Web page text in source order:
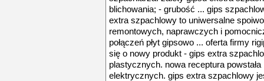
blichowania; - grubość ... gips
extra szpachlowy to uniwersalne
remontowych, naprawczych i
połączeń płyt gipsowo ... oferta firmy
się o nowy produkt - gips extra
plastycznych. nowa receptura
elektrycznych. gips extra szpachlowy